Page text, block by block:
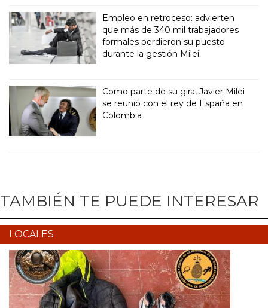
Empleo en retroceso: advierten
que más de 340 mil trabajadores
formales perdieron su puesto
durante la gestión Milei
Como parte de su gira, Javier Milei
se reunió con el rey de España en
Colombia
TAMBIÉN TE PUEDE INTERESAR
LOCALES